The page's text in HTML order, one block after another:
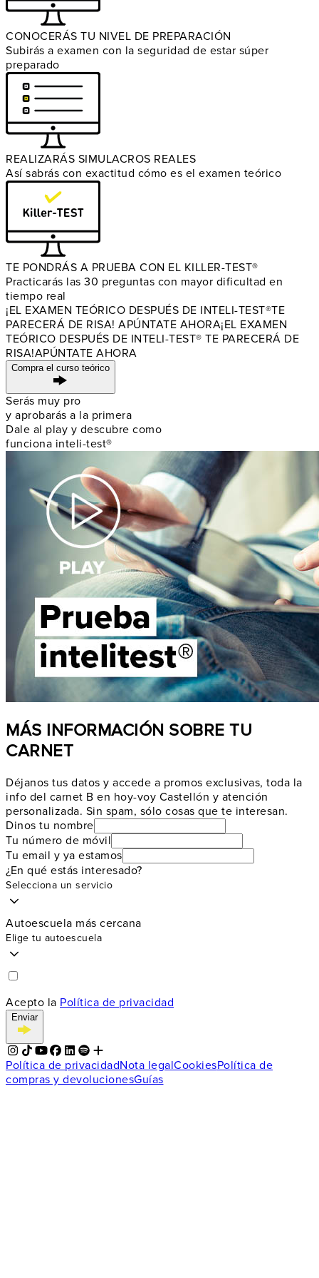
CONOCERÁS TU NIVEL DE PREPARACIÓN
Subirás a examen con la seguridad de estar súper
preparado
REALIZARÁS SIMULACROS REALES
Así sabrás con exactitud cómo es el examen teórico
TE PONDRÁS A PRUEBA CON EL KILLER-TEST®
Practicarás las 30 preguntas con mayor dificultad en
tiempo real
¡EL EXAMEN TEÓRICO DESPUÉS DE INTELI-TEST®TE
PARECERÁ DE RISA! APÚNTATE AHORA¡EL EXAMEN
TEÓRICO DESPUÉS DE INTELI-TEST® TE PARECERÁ DE
RISA!APÚNTATE AHORA
Compra el curso teórico
Serás muy pro
y aprobarás a la primera
Dale al play y descubre como
funciona inteli-test®
MÁS INFORMACIÓN SOBRE TU
CARNET
Déjanos tus datos y accede a promos exclusivas, toda la
info del carnet B en hoy-voy Castellón y atención
personalizada. Sin spam, sólo cosas que te interesan.
Dinos tu nombre
Tu número de móvil
Tu email y ya estamos
¿En qué estás interesado?
Selecciona un servicio
Autoescuela más cercana
Elige tu autoescuela
Acepto la Política de privacidad
Enviar
Política de privacidadNota legalCookiesPolítica de
compras y devolucionesGuías